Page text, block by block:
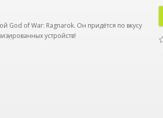
God of War: Ragnarok. Он придётся по вкусу
устройств!